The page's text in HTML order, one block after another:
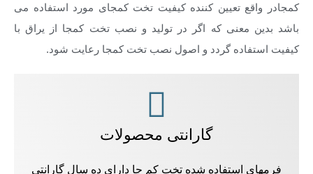
کمجادر واقع تعیین کننده کیفیت تخت کمجای مورد استفاده می
باشد بدین معنی که اگر در تولید و نصب تخت کمجا از یراق با
کیفیت استفاده گردد و اصول نصب تخت کمجا رعایت شود.
گارانتی محصولات
فرمهای استفاده شده تخت کم جا دارای ده سال گارانتی